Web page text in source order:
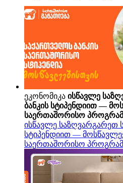
ეკონომიკა ისწავლე
ბანკის სტიპენდიით —
საერთაშორისო
ისწავლე საზღვარგარეთ
სტიპენდიით —
საერთაშორისო